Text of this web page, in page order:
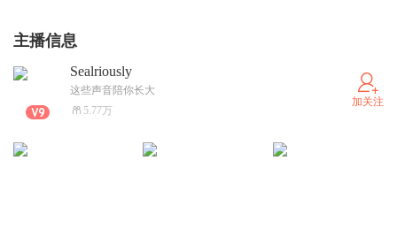
主播信息
Sealriously
这些声音陪你长大
5.77万
加关注